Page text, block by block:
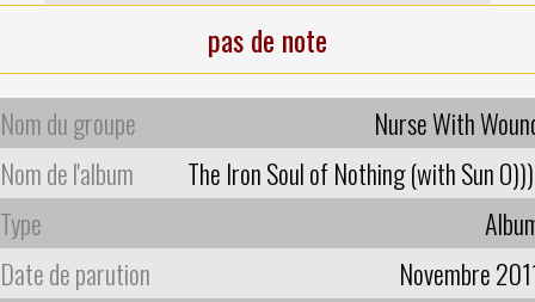
pas de note
Nom du groupe
Nurse With
Nom de l'album
The Iron Soul of Nothing (with Sun
Type
Date de parution
Novembre